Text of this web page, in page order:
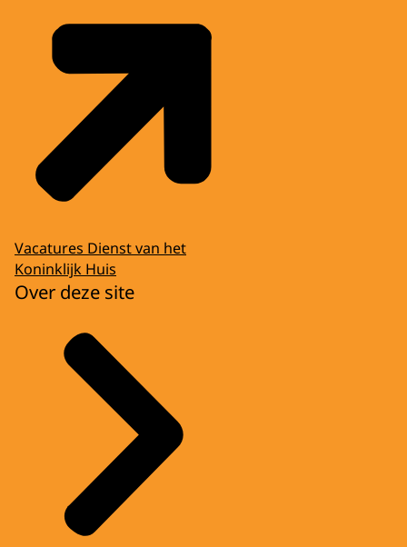
Vacatures Dienst van het
Koninklijk Huis
Over deze site